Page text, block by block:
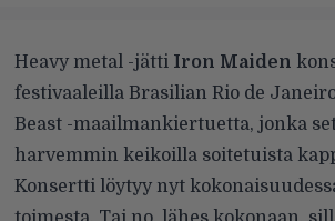
Heavy metal -jätti Iron Maiden
festivaaleilla Brasilian Rio de
Beast -maailmankiertuetta, jonka
harvemmin keikoilla soitetuista
Konsertti löytyy nyt